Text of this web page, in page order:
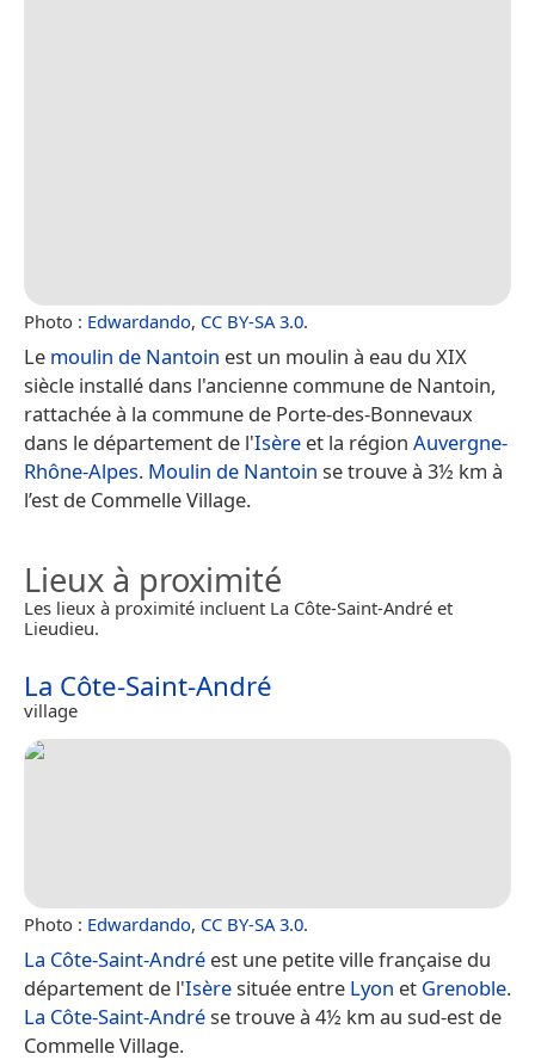
Photo : Edwardando, CC BY-SA 3.0.
Le moulin de Nantoin est un moulin à eau du XIX
siècle installé dans l'ancienne commune de Nantoin,
rattachée à la commune de Porte-des-Bonnevaux
dans le département de l'Isère et la région Auvergne-
Rhône-Alpes. Moulin de Nantoin se trouve à 3½ km à
l’est de Commelle Village.
Lieux à proximité
Les lieux à proximité incluent La Côte-Saint-André et
Lieudieu.
La Côte-Saint-André
village
Photo : Edwardando, CC BY-SA 3.0.
La Côte-Saint-André est une petite ville française du
département de l'Isèresituée entre Lyon et Grenoble.
La Côte-Saint-Andrése trouve à 4½ km au sud-est de
Commelle Village.